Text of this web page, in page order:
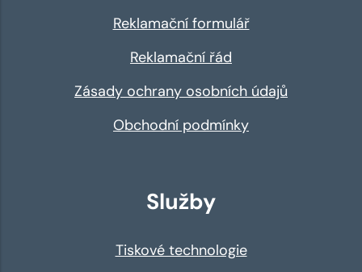
Reklamační formulář
Reklamační řád
Zásady ochrany osobních údajů
Obchodní podmínky
Služby
Tiskové technologie